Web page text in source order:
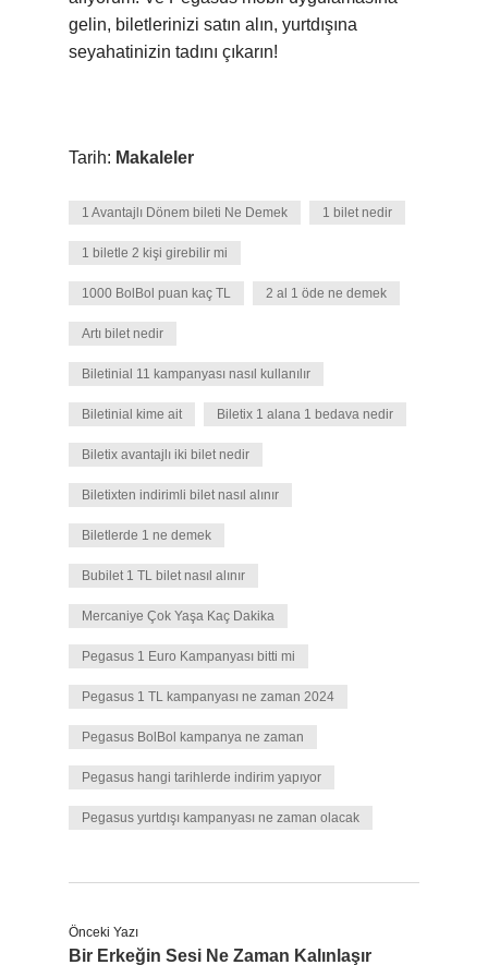
gelin, biletlerinizi satın alın, yurtdışına
seyahatinizin tadını çıkarın!
Tarih: Makaleler
1 Avantajlı Dönem bileti Ne Demek 1 bilet nedir
1 biletle 2 kişi girebilir mi
1000 BolBol puan kaç TL 2 al 1 öde ne demek
Artı bilet nedir
Biletinial 11 kampanyası nasıl kullanılır
Biletinial kime ait Biletix 1 alana 1 bedava nedir
Biletix avantajlı iki bilet nedir
Biletixten indirimli bilet nasıl alınır
Biletlerde 1 ne demek
Bubilet 1 TL bilet nasıl alınır
Mercaniye Çok Yaşa Kaç Dakika
Pegasus 1 Euro Kampanyası bitti mi
Pegasus 1 TL kampanyası ne zaman 2024
Pegasus BolBol kampanya ne zaman
Pegasus hangi tarihlerde indirim yapıyor
Pegasus yurtdışı kampanyası ne zaman olacak
Önceki Yazı
Bir Erkeğin Sesi Ne Zaman Kalınlaşır